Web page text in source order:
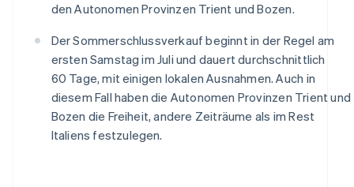
den Autonomen Provinzen Trient und Bozen.
Der Sommerschlussverkauf beginnt in der Regel am
ersten Samstag im Juli und dauert durchschnittlich
60 Tage, mit einigen lokalen Ausnahmen. Auch in
diesem Fall haben die Autonomen Provinzen Trient und
Bozen die Freiheit, andere Zeiträume als im Rest
Italiens festzulegen.